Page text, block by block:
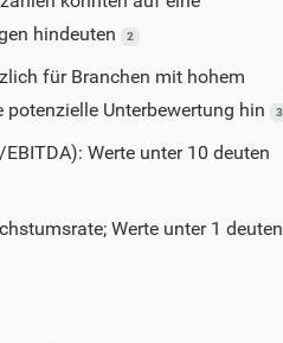
hindeuten
2
für Branchen mit hohem
Unterbewertung hin
3
Werte unter 10 deuten
Werte unter 1